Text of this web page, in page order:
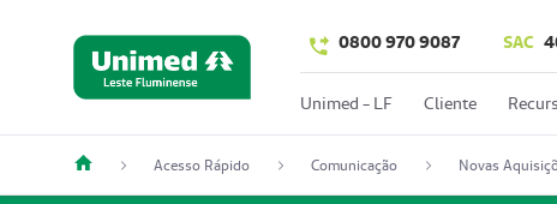
0800 970 9087 SAC
Unimed - LF Cliente
Acesso Rápido Comunicação Novas